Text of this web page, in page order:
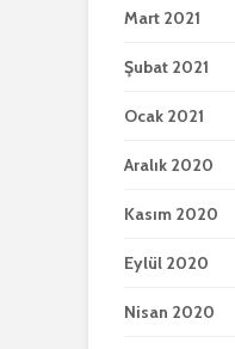
Mart 2021
Şubat 2021
Ocak 2021
Aralık 2020
Kasım 2020
Eylül 2020
Nisan 2020